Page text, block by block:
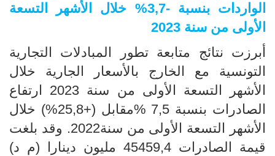
الواردات بنسبة -3,7
% خلال الأشهر التسعة
الأولى من سنة 2023
أبرزت نتائج متابعة تطور المبادلات التجارية
التونسية مع الخارج بالأسعار الجارية خلال
الأشهر التسعة الأولى من سنة 2023 ارتفاع
الصادرات بنسبة 7,5 %مقابل (+25,8%) خلال
الأشهر التسعة الأولى من سنة2022. وقد بلغت
قيمة الصادرات 45459,4 مليون دينارا (م د)